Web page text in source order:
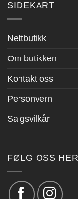
SIDEKART
Nettbutikk
Om butikken
Kontakt oss
Personvern
Salgsvilkår
FØLG OSS HER